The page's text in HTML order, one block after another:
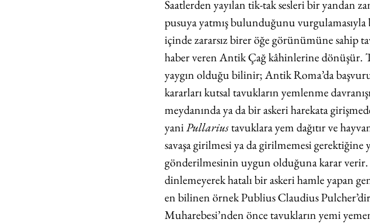
Saatlerden yayılan tik-tak sesleri bir yandan
pusuya yatmış bulunduğunu vurgulamasıyla
içinde zararsız birer öğe görünümüne sahip
haber veren Antik Çağ kâhinlerine dönüşür.
yaygın olduğu bilinir; Antik Roma’da
kararları kutsal tavukların yemlenme
meydanında ya da bir askeri harekata
yani Pullarius tavuklara yem dağıtır ve
savaşa girilmesi ya da girilmemesi gerektiğine
gönderilmesinin uygun olduğuna karar verir.
dinlemeyerek hatalı bir askeri hamle yapan
en bilinen örnek Publius Claudius
Muharebesi’nden önce tavukların yemi